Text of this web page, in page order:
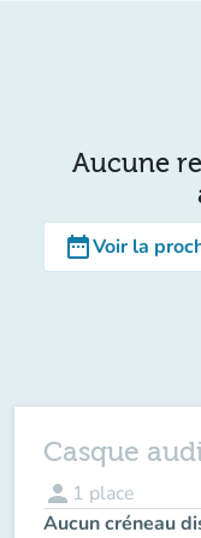
Aucune
date_rangeVoir la
Casque
person 1 place
Aucun créneau